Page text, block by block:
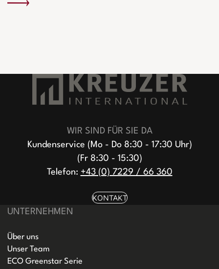
WIR SIND FÜR SIE DA
Kundenservice (Mo - Do 8:30 - 17:30 Uhr)
(Fr 8:30 - 15:30)
Telefon: +43 (0) 7229 / 66 360
KONTAKT
UNTERNEHMEN
Über uns
Unser Team
ECO Greenstar Serie